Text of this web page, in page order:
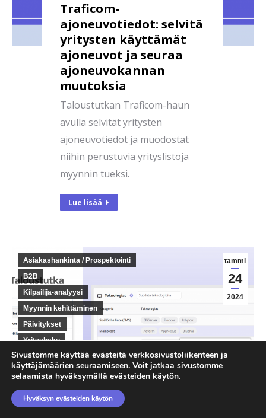
Traficom-
ajoneuvotiedot: selvitä
yritysten käyttämät
ajoneuvot ja seuraa
ajoneuvokannan
muutoksia
Taloustutkan Traficom-haun
avulla selvität yritysten
ajoneuvotiedot ja muodostat
niihin perustuvia yrityslistoja
myynnin tueksi.
Lue lisää
tammi
24
2024
Asiakashankinta / Prospektointi
B2B
Kilpailija-analyysi
Myynnin kehittäminen
Päivitykset
Yrityshaku
Uutta Taloustutkassa:
löydä yritysten
käyttämät
Sivustomme käyttää evästeitä verkkosivustoliikenteen ja
käyttäjämäärien seuraamiseen. Voit jatkaa sivustomme
selaamista hyväksymällä evästeiden käytön.
Hyväksyn evästeiden käytön